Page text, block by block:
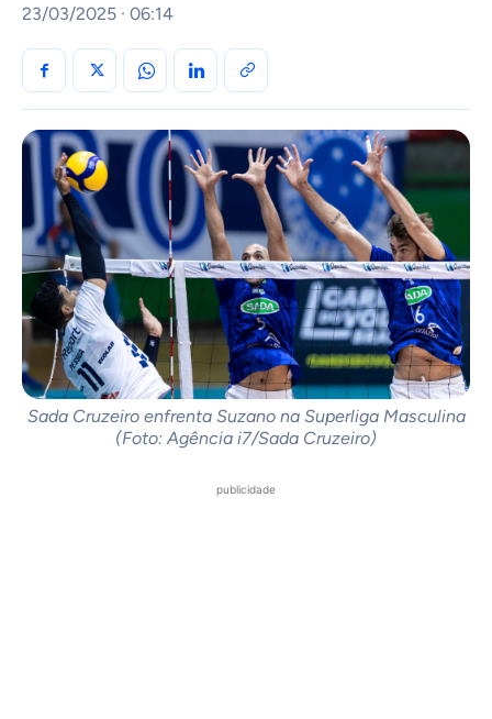
23/03/2025 · 06:14
Sada Cruzeiro enfrenta Suzano na Superliga Masculina
(Foto: Agência i7/Sada Cruzeiro)
publicidade